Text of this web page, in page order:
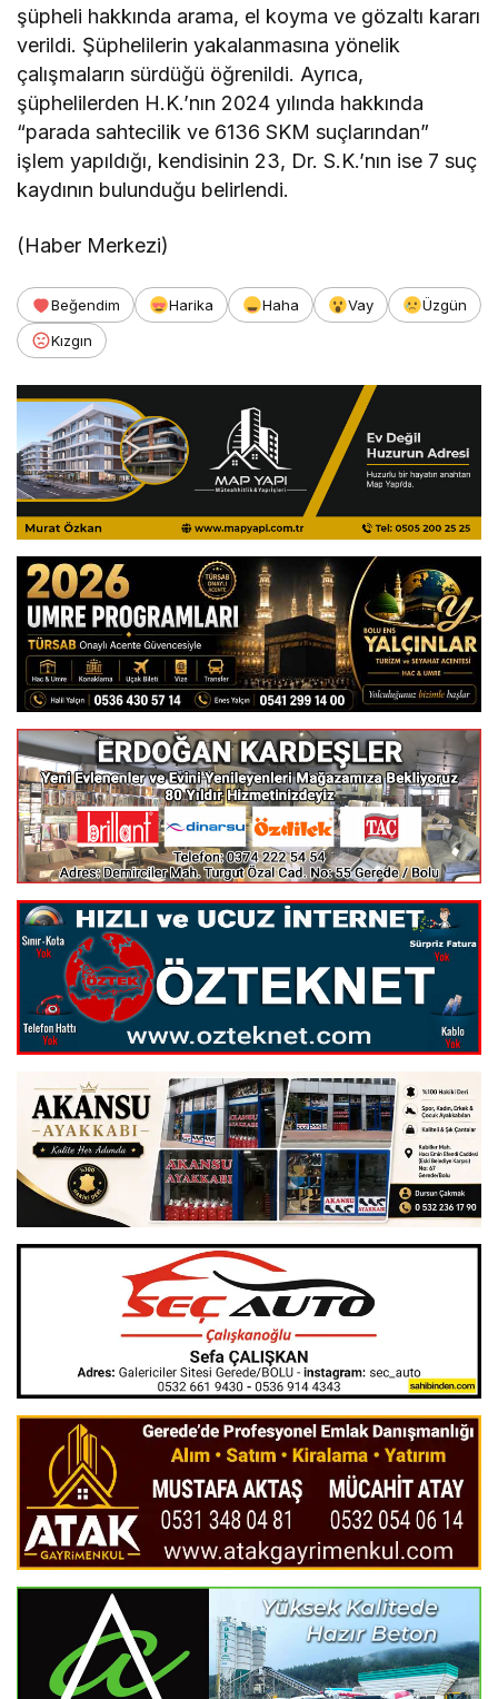
şüpheli hakkında arama, el koyma ve gözaltı kararı
verildi. Şüphelilerin yakalanmasına yönelik
çalışmaların sürdüğü öğrenildi. Ayrıca,
şüphelilerden H.K.’nın 2024 yılında hakkında
“parada sahtecilik ve 6136 SKM suçlarından”
işlem yapıldığı, kendisinin 23, Dr. S.K.’nın ise 7 suç
kaydının bulunduğu belirlendi.
(Haber Merkezi)
Beğendim Harika Haha Vay
Üzgün
Kızgın